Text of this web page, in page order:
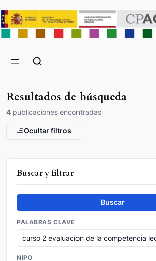
Resultados de búsqueda
4 publicaciones encontradas
Ocultar filtros
Buscar y filtrar
Buscar
PALABRAS CLAVE
NIPO